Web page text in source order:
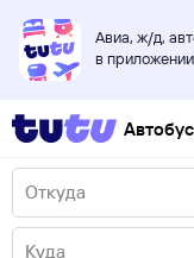
Авиа, ж/д,
в приложении